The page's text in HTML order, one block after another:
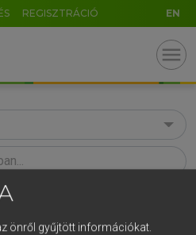
REGISZTRÁCIÓ EN
menu
önről gyűjtött információkat.